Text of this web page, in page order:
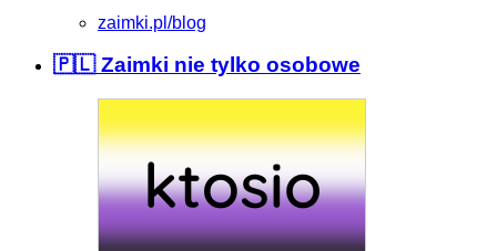
zaimki.pl/blog
🇵🇱 Zaimki nie tylko osobowe